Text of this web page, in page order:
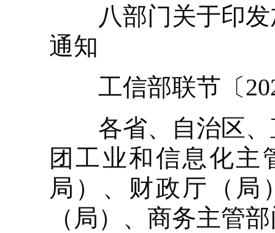
八部门关于印发
通知
工信部联节〔
各省、自治区、
团工业和信息化主
局）、财政厅（局
（局）、商务主管